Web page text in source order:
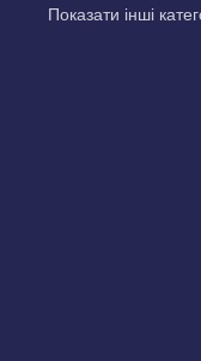
Показати інші